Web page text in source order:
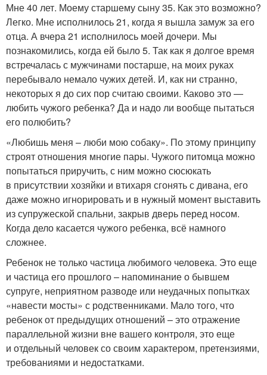
Мне 40 лет. Моему старшему сыну 35. Как это возможно?
Легко. Мне исполнилось 21, когда я вышла замуж за его
отца. А вчера 21 исполнилось моей дочери. Мы
познакомились, когда ей было 5. Так как я долгое время
встречалась с мужчинами постарше, на моих руках
перебывало немало чужих детей. И, как ни странно,
некоторых я до сих пор считаю своими. Каково это —
любить чужого ребенка? Да и надо ли вообще пытаться
его полюбить?
«Любишь меня – люби мою собаку». По этому принципу
строят отношения многие пары. Чужого питомца можно
попытаться приручить, с ним можно сюсюкать
в присутствии хозяйки и втихаря сгонять с дивана, его
даже можно игнорировать и в нужный момент выставить
из супружеской спальни, закрыв дверь перед носом.
Когда дело касается чужого ребенка, всё намного
сложнее.
Ребенок не только частица любимого человека. Это еще
и частица его прошлого – напоминание о бывшем
супруге, неприятном разводе или неудачных попытках
«навести мосты» с родственниками. Мало того, что
ребенок от предыдущих отношений – это отражение
параллельной жизни вне вашего контроля, это еще
и отдельный человек со своим характером, претензиями,
требованиями и недостатками.